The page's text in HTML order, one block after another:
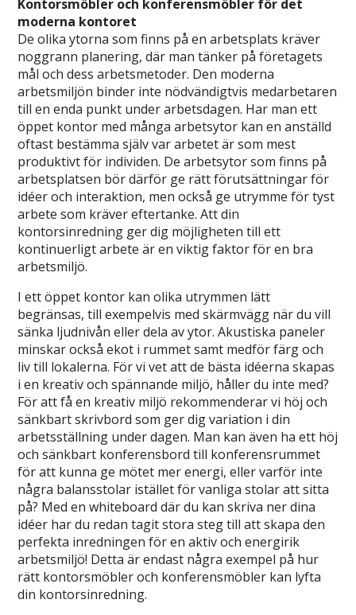
Kontorsmöbler och konferensmöbler för det
moderna kontoret
De olika ytorna som finns på en arbetsplats kräver
noggrann planering, där man tänker på företagets
mål och dess arbetsmetoder. Den moderna
arbetsmiljön binder inte nödvändigtvis medarbetaren
till en enda punkt under arbetsdagen. Har man ett
öppet kontor med många arbetsytor kan en anställd
oftast bestämma själv var arbetet är som mest
produktivt för individen. De arbetsytor som finns på
arbetsplatsen bör därför ge rätt förutsättningar för
idéer och interaktion, men också ge utrymme för tyst
arbete som kräver eftertanke. Att din
kontorsinredning ger dig möjligheten till ett
kontinuerligt arbete är en viktig faktor för en bra
arbetsmiljö.
I ett öppet kontor kan olika utrymmen lätt
begränsas, till exempelvis med skärmvägg när du vill
sänka ljudnivån eller dela av ytor. Akustiska paneler
minskar också ekot i rummet samt medför färg och
liv till lokalerna. För vi vet att de bästa idéerna skapas
i en kreativ och spännande miljö, håller du inte med?
För att få en kreativ miljö rekommenderar vi höj och
sänkbart skrivbord som ger dig variation i din
arbetsställning under dagen. Man kan även ha ett höj
och sänkbart konferensbord till konferensrummet
för att kunna ge mötet mer energi, eller varför inte
några balansstolar istället för vanliga stolar att sitta
på? Med en whiteboard där du kan skriva ner dina
idéer har du redan tagit stora steg till att skapa den
perfekta inredningen för en aktiv och energirik
arbetsmiljö! Detta är endast några exempel på hur
rätt kontorsmöbler och konferensmöbler kan lyfta
din kontorsinredning.